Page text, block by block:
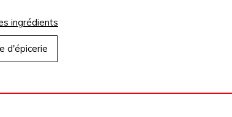
ingrédients
d'épicerie